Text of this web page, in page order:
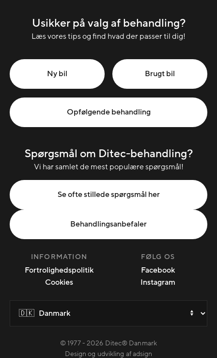
Tilføj behandling
Usikker på valg af behandling?
Læs vores tips og find hvad der passer til dig!
Ny bil Brugt bil
Opfølgende behandling
Spørgsmål om Ditec-behandling?
Vi har samlet de mest populære spørgsmål!
Se ofte stillede spørgsmål her
Behandlingsanbefaler
INFORMATION
Fortrolighedspolitik
Cookies
FØLG OS
Facebook
Instagram
© 1977 - 2026 Ditec® Danmark
Design og udvikling af adsign